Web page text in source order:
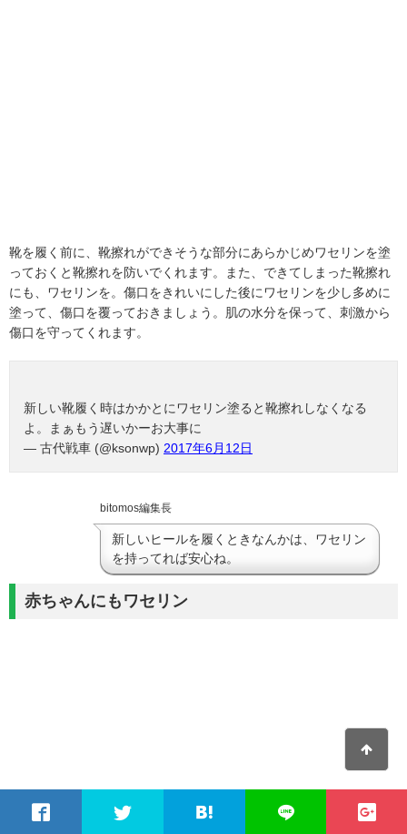
靴を履く前に、靴擦れができそうな部分にあらかじめワセリンを塗
っておくと靴擦れを防いでくれます。また、できてしまった靴擦れ
にも、ワセリンを。傷口をきれいにした後にワセリンを少し多めに
塗って、傷口を覆っておきましょう。肌の水分を保って、刺激から
傷口を守ってくれます。
新しい靴履く時はかかとにワセリン塗ると靴擦れしなくなる
よ。まぁもう遅いかーお大事に
— 古代戦車 (@ksonwp) 2017年6月12日
bitomos編集長
新しいヒールを履くときなんかは、ワセリン
を持ってれば安心ね。
赤ちゃんにもワセリン